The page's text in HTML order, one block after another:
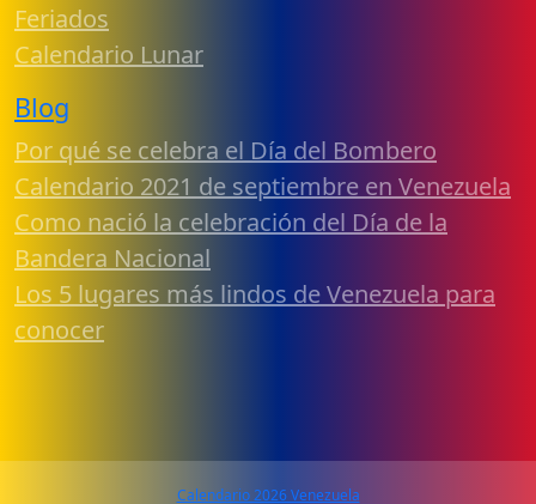
Feriados
Calendario Lunar
Blog
Por qué se celebra el Día del Bombero
Calendario 2021 de septiembre en Venezuela
Como nació la celebración del Día de la
Bandera Nacional
Los 5 lugares más lindos de Venezuela para
conocer
Calendario 2026 Venezuela